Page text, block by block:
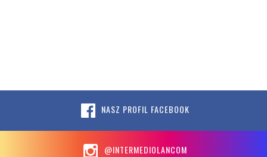
NASZ PROFIL FACEBOOK
@INTERMEDIOLANCOM